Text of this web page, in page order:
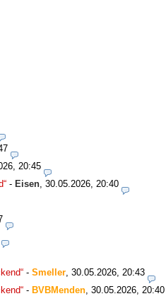
20:45
- Eisen 30.05.2026, 20:40
- Smeller 30.05.2026, 20:43
- BVBMenden 30.05.2026, 20:40